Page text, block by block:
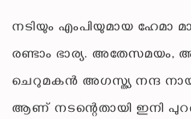
നടിയും എംപിയുമായ ഹേമാ
രണ്ടാം ഭാര്യ. അതേസമയം,
ചെറുമകന്‍ അഗസ്ത്യ നന്ദ
ആണ് നടന്റെതായി ഇനി